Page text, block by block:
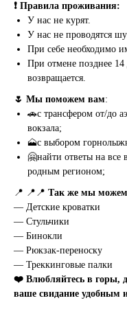
❗ Правила проживания:
У нас не курят.
У нас не проводятся
При себе необходимо
При отмене позднее 14
возвращается.
🌷 Мы поможем вам:
🚗с трансфером от/до
вокзала;
🗻с выбором
🤗найти ответы на
родным регионом;
📍 📍📍 Так же мы можем
— Детские кроватки
— Стульчики
— Бинокли
— Рюкзак-переноску
— Треккинговые палки
❤️ Влюбляйтесь в горы,
ваше свидание удобным